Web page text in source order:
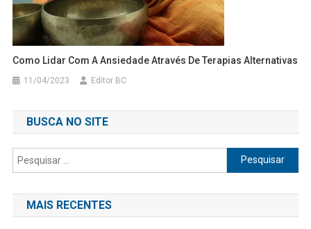
Como Lidar Com A Ansiedade Através De Terapias Alternativas
11/04/2023 Editor BC
BUSCA NO SITE
Pesquisar
por:
MAIS RECENTES